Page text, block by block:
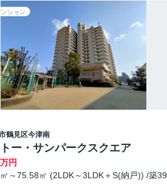
ション
鶴見区今津南
ー・サンパークスクエア
万円
～75.58㎡ (2LDK～3LDK＋S(納戸)) /築39